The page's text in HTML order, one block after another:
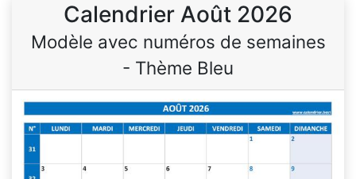
Calendrier Août 2026
Modèle avec numéros de semaines
- Thème Bleu